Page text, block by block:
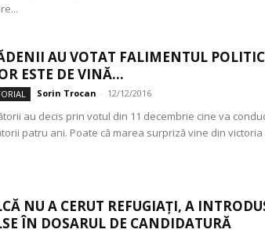
AU VOTAT FALIMENTUL
ESTE DE VINĂ…
Sorin Trocan - 12/12/2016
au decis prin votul din 11 decembrie cine va
patru ani. Poate că marea surpriză vine din
NU A CERUT REFUGIAȚI, A
ÎN DOSARUL DE CANDIDATURĂ